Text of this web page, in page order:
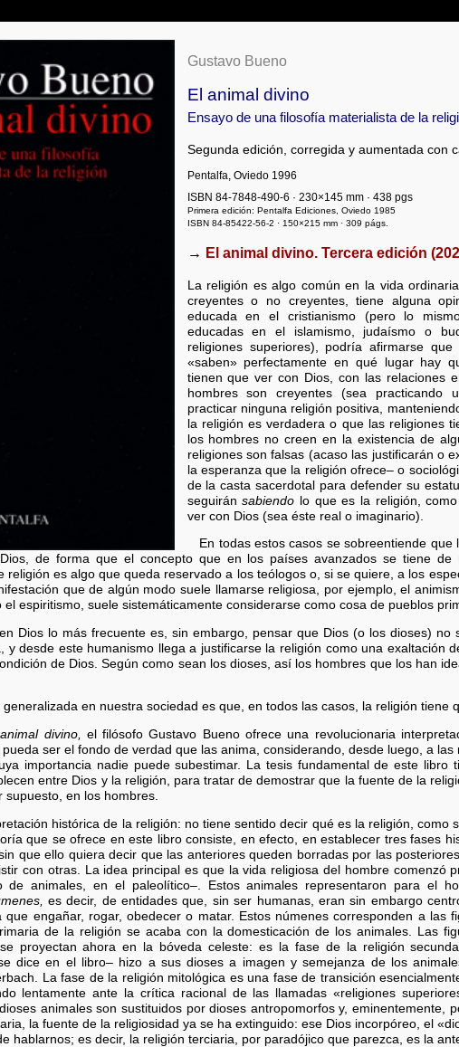
Gustavo Bueno
El animal divino
Ensayo de una filosofía materialista de la
Segunda edición, corregida y aumentada con
Pentalfa, Oviedo 1996
ISBN 84-7848-490-6 · 230×145 mm · 438 pgs
Primera edición: Pentalfa Ediciones, Oviedo 1985
ISBN 84-85422-56-2 · 150×215 mm · 309 págs.
→ El animal divino. Tercera edición
La religión es algo común en la vida
creyentes o no creyentes, tiene alguna
educada en el cristianismo (pero lo
educadas en el islamismo, judaísmo o
religiones superiores), podría afirmarse
«saben» perfectamente en qué lugar hay
tienen que ver con Dios, con las relaciones
hombres son creyentes (sea practicando
practicar ninguna religión positiva,
la religión es verdadera o que las religiones
los hombres no creen en la existencia de
religiones son falsas (acaso las justificarán o
la esperanza que la religión ofrece– o
de la casta sacerdotal para defender su
seguiránsabiendo lo que es la religión,
ver con Dios (sea éste real o imaginario).
En todas estos casos se sobreentiende
de forma que el concepto que en los países avanzados se tiene
religión es algo que queda reservado a los teólogos o, si se quiere, a los
que de algún modo suele llamarse religiosa, por ejemplo, el
espiritismo, suele sistemáticamente considerarse como cosa de pueblos
Dios lo más frecuente es, sin embargo, pensar que Dios (o los dioses) no
y desde este humanismo llega a justificarse la religión como una exaltación
de Dios. Según como sean los dioses, así los hombres que los han
en nuestra sociedad es que, en todos las casos, la religión tiene
divino, el filósofo Gustavo Bueno ofrece una revolucionaria
ser el fondo de verdad que las anima, considerando, desde luego, a
importancia nadie puede subestimar. La tesis fundamental de este libro
entre Dios y la religión, para tratar de demostrar que la fuente de la
supuesto, en los hombres.
histórica de la religión: no tiene sentido decir qué es la religión, como
que se ofrece en este libro consiste, en efecto, en establecer tres fases
que ello quiera decir que las anteriores queden borradas por las
con otras. La idea principal es que la vida religiosa del hombre comenzó
de animales, en el paleolítico–. Estos animales representaron para el
es decir, de entidades que, sin ser humanas, eran sin embargo
engañar, rogar, obedecer o matar. Estos númenes corresponden a las
de la religión se acaba con la domesticación de los animales. Las
proyectan ahora en la bóveda celeste: es la fase de la religión
dice en el libro– hizo a sus dioses a imagen y semejanza de los
La fase de la religión mitológica es una fase de transición
lentamente ante la crítica racional de las llamadas «religiones
animales son sustituidos por dioses antropomorfos y, eminentemente,
la fuente de la religiosidad ya se ha extinguido: ese Dios incorpóreo, el
hablarnos; es decir, la religión terciaria, por paradójico que parezca, es la